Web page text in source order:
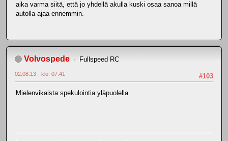
aika varma siitä, että jo yhdellä akulla kuski osaa sanoa millä
autolla ajaa ennemmin.
Volvospede Fullspeed RC
#103
02.08.13 - klo: 07.41
Mielenvikaista spekulointia yläpuolella.